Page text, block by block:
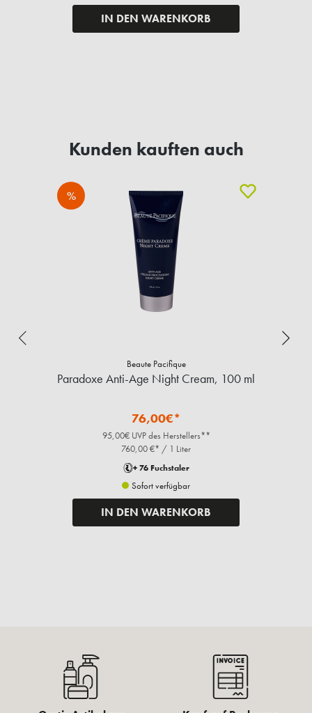
IN DEN WARENKORB
Kunden kauften auch
%
Beaute Pacifique
Paradoxe Anti-Age Night Cream, 100 ml
76,00€*
95,00€ UVP des Herstellers**
760,00 €* / 1 Liter
+ 76 Fuchstaler
Sofort verfügbar
IN DEN WARENKORB